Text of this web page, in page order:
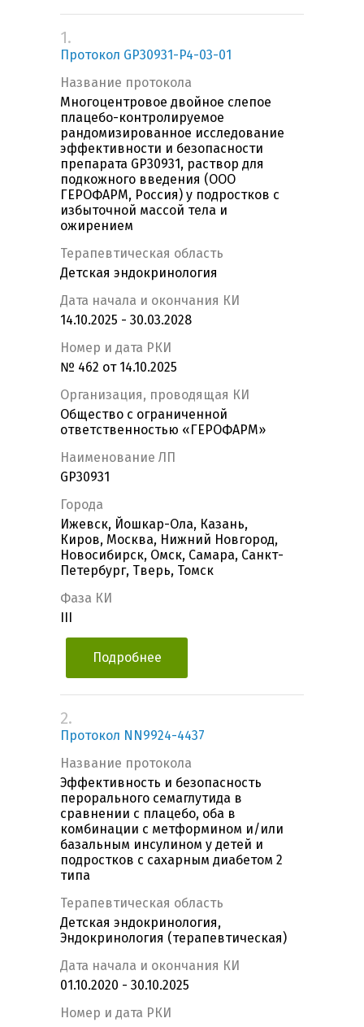
1.
Протокол GP30931-P4-03-01
Название протокола
Многоцентровое двойное слепое
плацебо-контролируемое
рандомизированное исследование
эффективности и безопасности
препарата GP30931, раствор для
подкожного введения (ООО
ГЕРОФАРМ, Россия) у подростков с
избыточной массой тела и
ожирением
Терапевтическая область
Детская эндокринология
Дата начала и окончания КИ
14.10.2025 - 30.03.2028
Номер и дата РКИ
№ 462 от 14.10.2025
Организация, проводящая КИ
Общество с ограниченной
ответственностью «ГЕРОФАРМ»
Наименование ЛП
GP30931
Города
Ижевск, Йошкар-Ола, Казань,
Киров, Москва, Нижний Новгород,
Новосибирск, Омск, Самара, Санкт-
Петербург, Тверь, Томск
Фаза КИ
Подробнее
2.
Протокол NN9924-4437
Название протокола
Эффективность и безопасность
перорального семаглутида в
сравнении с плацебо, оба в
комбинации с метформином и/или
базальным инсулином у детей и
подростков с сахарным диабетом 2
типа
Терапевтическая область
Детская эндокринология,
Эндокринология (терапевтическая)
Дата начала и окончания КИ
01.10.2020 - 30.10.2025
Номер и дата РКИ